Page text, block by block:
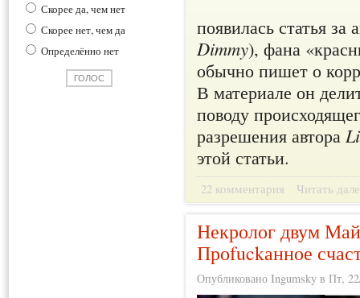
Скорее да, чем нет
Скорее нет, чем да
Определённо нет
появилась статья за
Dimmy), фана
обычно пишет о
В материале он
поводу
разрешения автора
этой статьи.
22 комментария Читать
Некролог двум
Проfuckанное
Опубликовано Ingumsky в Пт,